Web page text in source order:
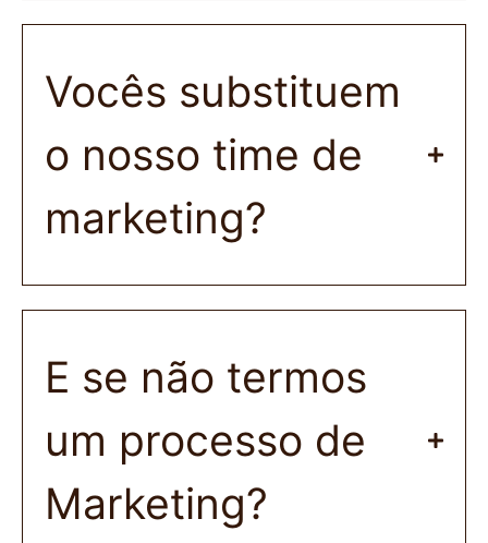
Vocês substituem
o nosso time de
marketing?
E se não termos
um processo de
Marketing?